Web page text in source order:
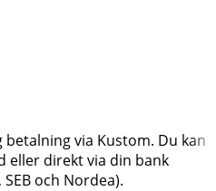
via Kustom. Du kan
eller direkt via din bank
och Nordea).